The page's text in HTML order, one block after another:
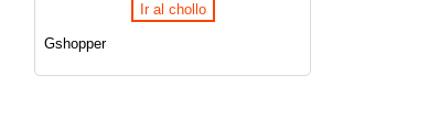
Ir al chollo
Gshopper